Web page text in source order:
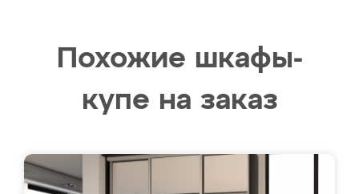
Похожие шкафы-
купе на заказ